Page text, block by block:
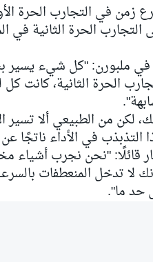
زمن في التجارب الحرة
الحرة الثانية في
في ملبورن: "كل شيء يسير
الحرة الثانية، كانت
لكن من الطبيعي ألا تسير
التذبذب في الأداء ناتجًا
قائلًا: "نحن نجرب أشياء
لا تدخل المنعطفات
حد ما".